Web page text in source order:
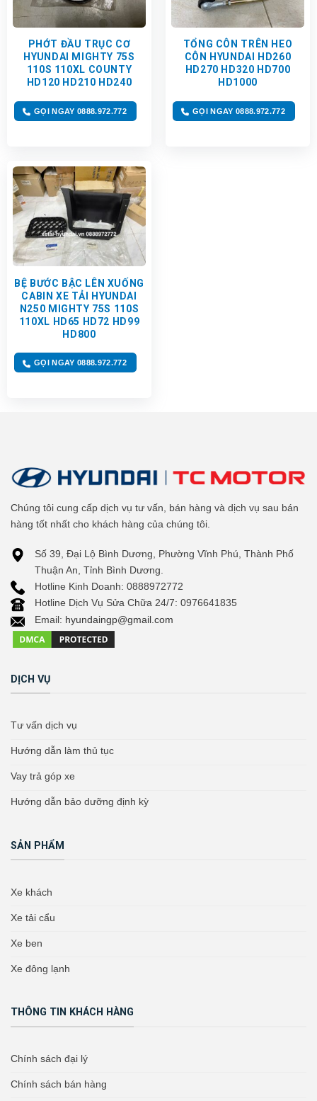
PHỚT ĐẦU TRỤC CƠ
HYUNDAI MIGHTY 75S
110S 110XL COUNTY
HD120 HD210 HD240
GỌI NGAY 0888.972.772
TỔNG CÔN TRÊN HEO
CÔN HYUNDAI HD260
HD270 HD320 HD700
HD1000
GỌI NGAY 0888.972.772
BỆ BƯỚC BẬC LÊN XUỐNG
CABIN XE TẢI HYUNDAI
N250 MIGHTY 75S 110S
110XL HD65 HD72 HD99
HD800
GỌI NGAY 0888.972.772
Chúng tôi cung cấp dịch vụ tư vấn, bán hàng và dịch vụ sau bán
hàng tốt nhất cho khách hàng của chúng tôi.
Số 39, Đại Lộ Bình Dương, Phường Vĩnh Phú, Thành Phố
Thuận An, Tỉnh Bình Dương.
Hotline Kinh Doanh: 0888972772
Hotline Dịch Vụ Sửa Chữa 24/7: 0976641835
Email: hyundaingp@gmail.com
DỊCH VỤ
Tư vấn dịch vụ
Hướng dẫn làm thủ tục
Vay trả góp xe
Hướng dẫn bảo dưỡng định kỳ
SẢN PHẨM
Xe khách
Xe tải cẩu
Xe ben
Xe đông lạnh
THÔNG TIN KHÁCH HÀNG
Chính sách đại lý
Chính sách bán hàng